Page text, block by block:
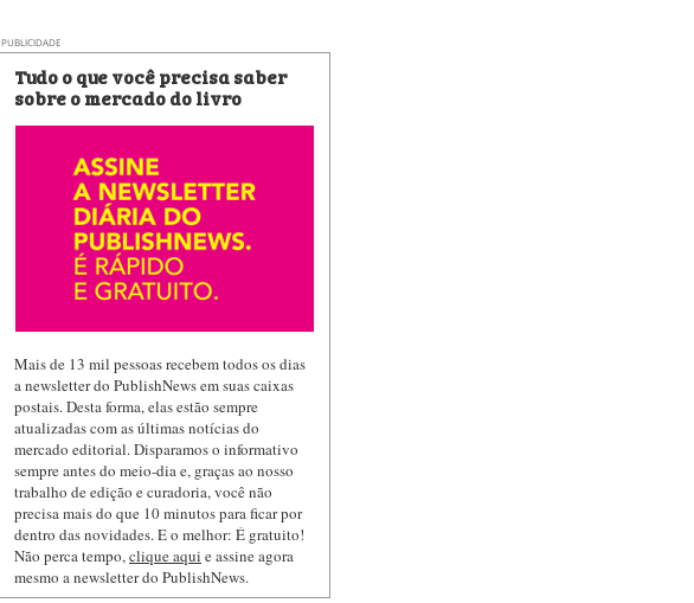
PUBLICIDADE
Tudo o que você precisa saber
sobre o mercado do livro
Mais de 13 mil pessoas recebem todos os dias
a newsletter do PublishNews em suas caixas
postais. Desta forma, elas estão sempre
atualizadas com as últimas notícias do
mercado editorial. Disparamos o informativo
sempre antes do meio-dia e, graças ao nosso
trabalho de edição e curadoria, você não
precisa mais do que 10 minutos para ficar por
dentro das novidades. E o melhor: É gratuito!
Não perca tempo,clique aqui e assine agora
mesmo a newsletter do PublishNews.